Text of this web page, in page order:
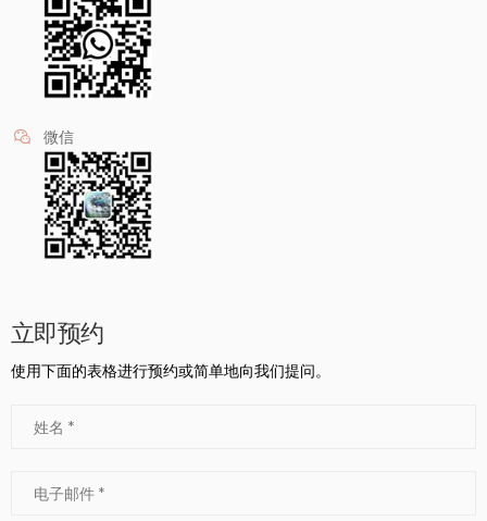
微信
立即预约
使用下面的表格进行预约或简单地向我们提问。
姓名
电子邮件